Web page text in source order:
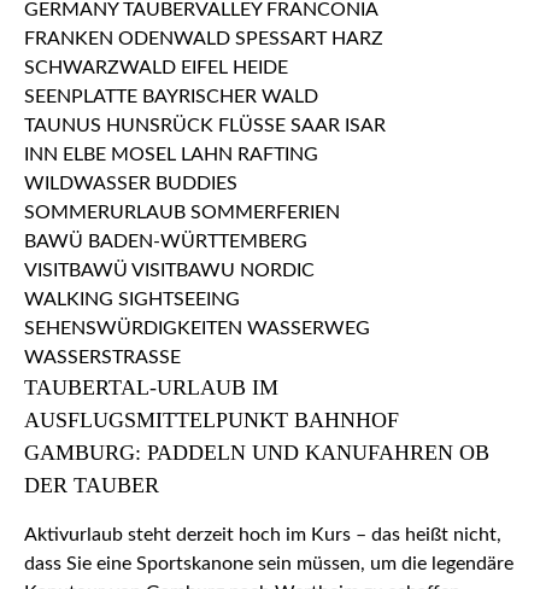
TAUBERTAL-URLAUB IM
AUSFLUGSMITTELPUNKT BAHNHOF
GAMBURG: PADDELN UND KANUFAHREN OB
DER TAUBER
Aktivurlaub steht derzeit hoch im Kurs – das heißt nicht,
dass Sie eine Sportskanone sein müssen, um die legendäre